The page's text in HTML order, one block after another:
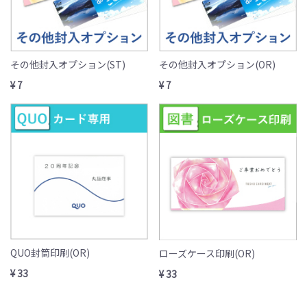
その他封入オプション(ST)
¥ 7
その他封入オプション(OR)
¥ 7
QUO封筒印刷(OR)
¥ 33
ローズケース印刷(OR)
¥ 33